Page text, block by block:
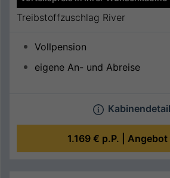
Treibstoffzuschlag River
Vollpension
eigene An- und Abreise
1.169 € p.P. | Angebot